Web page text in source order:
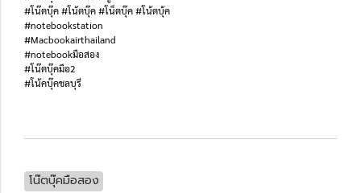
#โน๊ตบุ๊ค #โน้ตบุ๊ค #โน็ตบุ๊ค #โน้ตบุ้ค
#notebookstation
#Macbookairthailand
#notebookมือสอง
#โน๊ตบุ๊คมือ2
#โน้คบุ๊คชลบุรี
โน๊ตบุ๊คมือสอง